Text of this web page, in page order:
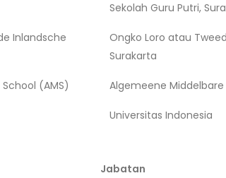
Sekolah Guru Putri,
Inlandsche
Ongko Loro atau
Surakarta
(AMS) Algemeene
Universitas Indonesia
Jabatan